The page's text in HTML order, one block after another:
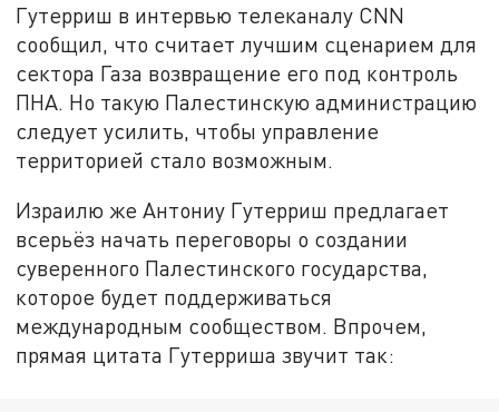
Гутерриш в интервью телеканалу CNN
сообщил, что считает лучшим сценарием для
сектора Газа возвращение его под контроль
ПНА. Но такую Палестинскую администрацию
следует усилить, чтобы управление
территорией стало возможным.
Израилю же Антониу Гутерриш предлагает
всерьёз начать переговоры о создании
суверенного Палестинского государства,
которое будет поддерживаться
международным сообществом. Впрочем,
прямая цитата Гутерриша звучит так: